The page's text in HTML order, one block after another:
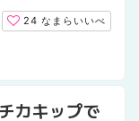
代...
24なまらいいべ
カキップで